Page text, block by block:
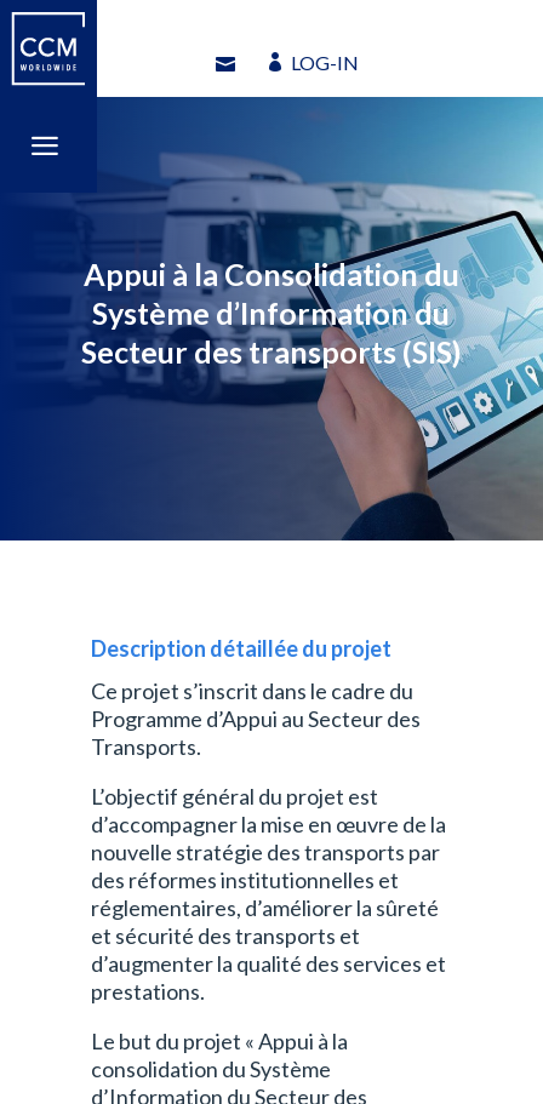
a
LOG-IN
a
LOG-IN
Appui à la Consolidation du
Système d’Information du
Secteur des transports (SIS)
Description détaillée du projet
Ce projet s’inscrit dans le cadre du
Programme d’Appui au Secteur des
Transports.
L’objectif général du projet est
d’accompagner la mise en œuvre de la
nouvelle stratégie des transports par
des réformes institutionnelles et
réglementaires, d’améliorer la sûreté
et sécurité des transports et
d’augmenter la qualité des services et
prestations.
Le but du projet « Appui à la
consolidation du Système
d’Information du Secteur des